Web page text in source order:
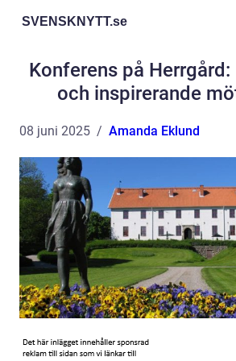
SVENSKNYTT.se
Konferens på
och inspirerande
08 juni 2025 Amanda Eklund